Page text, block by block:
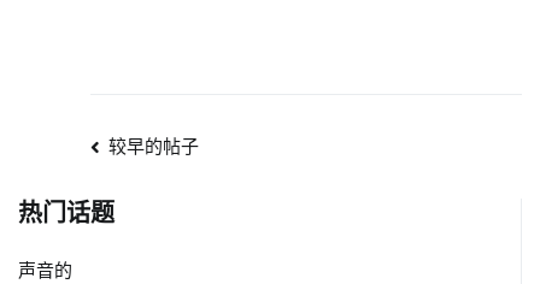
文
章
较早的帖子
热门话题
声音的